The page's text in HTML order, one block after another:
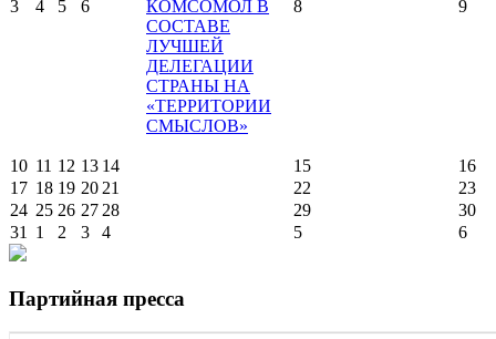
3 4 5 6
КОМСОМОЛ В
СОСТАВЕ
ЛУЧШЕЙ
ДЕЛЕГАЦИИ
СТРАНЫ НА
«ТЕРРИТОРИИ
СМЫСЛОВ»
8 9
10 11 12 13 14 15
16
17 18 19 20 21 22
23
24 25 26 27 28 29
30
31
1 2 3 4 5 6
Партийная пресса